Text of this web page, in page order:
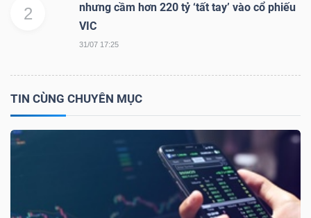
2
nhưng cầm hơn 220 tỷ ‘tất tay’ vào cổ phiếu
VIC
31/07 17:25
TIN CÙNG CHUYÊN MỤC
đầu
thông